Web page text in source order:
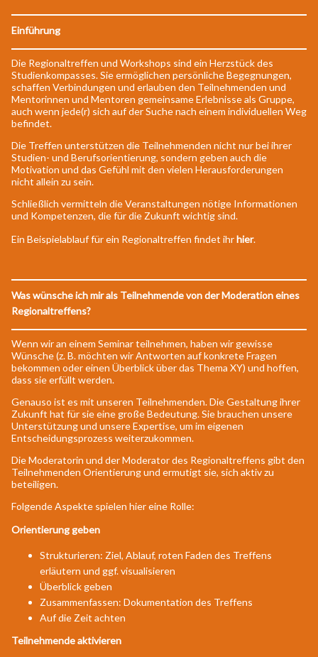
Einführung
Die Regionaltreffen und Workshops sind ein Herzstück des
Studienkompasses. Sie ermöglichen persönliche Begegnungen,
schaffen Verbindungen und erlauben den Teilnehmenden und
Mentorinnen und Mentoren gemeinsame Erlebnisse als Gruppe,
auch wenn jede(r) sich auf der Suche nach einem individuellen Weg
befindet.
Die Treffen unterstützen die Teilnehmenden nicht nur bei ihrer
Studien- und Berufsorientierung, sondern geben auch die
Motivation und das Gefühl mit den vielen Herausforderungen
nicht allein zu sein.
Schließlich vermitteln die Veranstaltungen nötige Informationen
und Kompetenzen, die für die Zukunft wichtig sind.
Ein Beispielablauf für ein Regionaltreffen findet ihrhier.
Was wünsche ich mir als Teilnehmende von der Moderation eines
Regionaltreffens?
Wenn wir an einem Seminar teilnehmen, haben wir gewisse
Wünsche (z. B. möchten wir Antworten auf konkrete Fragen
bekommen oder einen Überblick über das Thema XY) und hoffen,
dass sie erfüllt werden.
Genauso ist es mit unseren Teilnehmenden. Die Gestaltung ihrer
Zukunft hat für sie eine große Bedeutung. Sie brauchen unsere
Unterstützung und unsere Expertise, um im eigenen
Entscheidungsprozess weiterzukommen.
Die Moderatorin und der Moderator des Regionaltreffens gibt den
Teilnehmenden Orientierung und ermutigt sie, sich aktiv zu
beteiligen.
Folgende Aspekte spielen hier eine Rolle:
Orientierung geben
Strukturieren: Ziel, Ablauf, roten Faden des Treffens
erläutern und ggf. visualisieren
Überblick geben
Zusammenfassen: Dokumentation des Treffens
Auf die Zeit achten
Teilnehmende aktivieren